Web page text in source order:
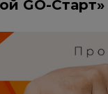
GO-Старт»